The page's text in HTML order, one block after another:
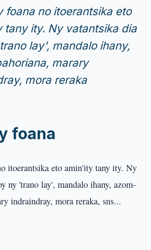
foana no itoerantsika eto
tany ity. Ny vatantsika dia
lay', mandalo ihany,
marary
mora reraka
foana
itoerantsika eto amin'ity tany ity. Ny
ny 'trano lay', mandalo ihany, azom-
indraindray, mora reraka, sns...